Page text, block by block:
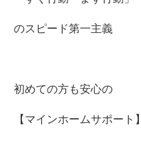
のスピード第一主義
初めての方も安心の
【マインホームサポート】